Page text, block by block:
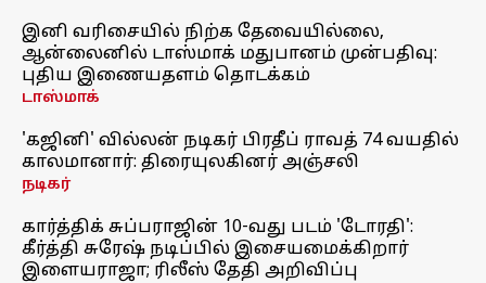
இனி வரிசையில் நிற்க தேவையில்லை,
ஆன்லைனில் டாஸ்மாக் மதுபானம் முன்பதிவு:
புதிய இணையதளம் தொடக்கம்
டாஸ்மாக்
'கஜினி' வில்லன் நடிகர் பிரதீப் ராவத் 74 வயதில்
காலமானார்: திரையுலகினர் அஞ்சலி
நடிகர்
கார்த்திக் சுப்பராஜின் 10-வது படம் 'டோரதி':
கீர்த்தி சுரேஷ் நடிப்பில் இசையமைக்கிறார்
இளையராஜா; ரிலீஸ் தேதி அறிவிப்பு